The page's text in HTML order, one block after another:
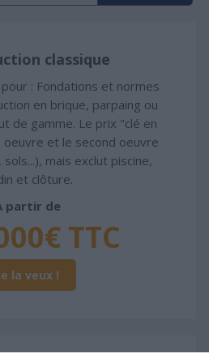
classique
: Fondations et normes
en brique, parpaing ou
de gamme. Le prix "clé en
oeuvre et le second oeuvre
mais exclut piscine,
et clôture.
partir de
TTC
la veux !